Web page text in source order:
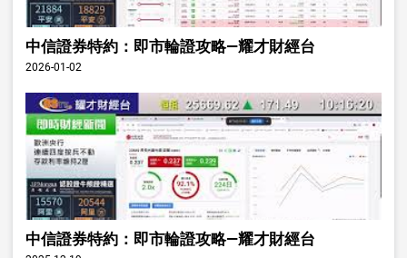
中信證券特約：即市輪證攻略—耀才財經台
2026-01-02
中信證券特約：即市輪證攻略—耀才財經台